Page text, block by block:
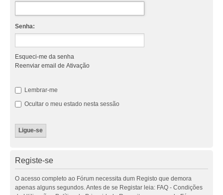
Senha:
Esqueci-me da senha
Reenviar email de Ativação
Lembrar-me
Ocultar o meu estado nesta sessão
Registe-se
O acesso completo ao Fórum necessita dum Registo que demora
apenas alguns segundos. Antes de se Registar leia: FAQ - Condições